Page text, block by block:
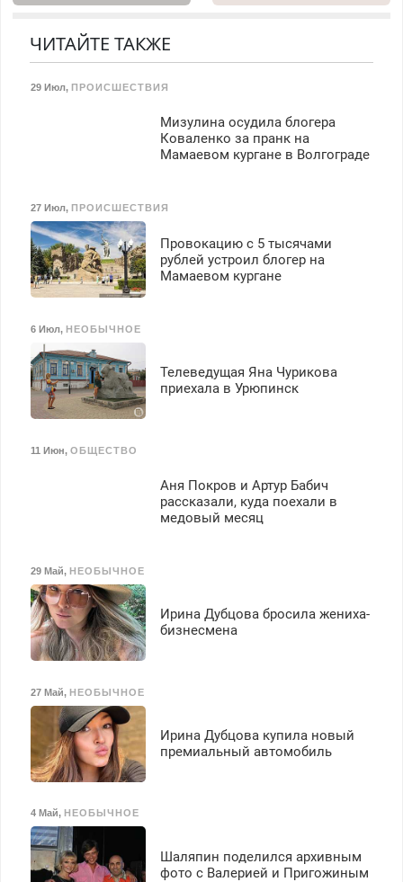
получение документов,
транспортной
безопасности с з/п до
ЧИТАЙТЕ ТАКЖЕ
29 Июл, ПРОИСШЕСТВИЯ
Мизулина осудила блогера
Коваленко за пранк на
Мамаевом кургане в Волгограде
27 Июл, ПРОИСШЕСТВИЯ
Провокацию с 5 тысячами
рублей устроил блогер на
Мамаевом кургане
6 Июл, НЕОБЫЧНОЕ
Телеведущая Яна Чурикова
приехала в Урюпинск
11 Июн, ОБЩЕСТВО
Аня Покров и Артур Бабич
рассказали, куда поехали в
медовый месяц
29 Май, НЕОБЫЧНОЕ
Ирина Дубцова бросила жениха-
бизнесмена
27 Май, НЕОБЫЧНОЕ
Ирина Дубцова купила новый
премиальный автомобиль
4 Май, НЕОБЫЧНОЕ
Шаляпин поделился архивным
фото с Валерией и Пригожиным